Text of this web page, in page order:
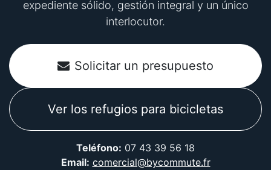
expediente sólido, gestión integral y un único
interlocutor.
Solicitar un presupuesto
Ver los refugios para bicicletas
Teléfono: 07 43 39 56 18
Email: comercial@bycommute.fr